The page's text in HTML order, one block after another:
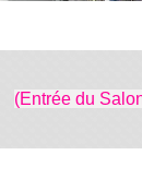
(Entrée du